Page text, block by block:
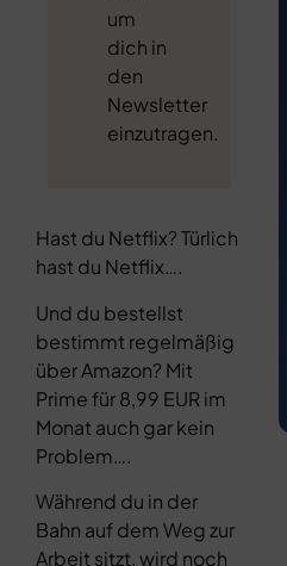
um
dich in
den
Newsletter
einzutragen.
Hast du Netflix? Türlich
hast du Netflix….
Und du bestellst
bestimmt regelmäßig
über Amazon? Mit
Prime für 8,99 EUR im
Monat auch gar kein
Problem….
Während du in der
Bahn auf dem Weg zur
Arbeit sitzt, wird noch